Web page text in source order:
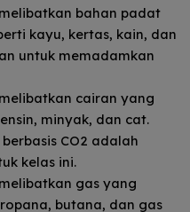
bahan padat
kayu, kertas, kain, dan
untuk memadamkan
cairan yang
minyak, dan cat.
CO2 adalah
kelas ini.
gas yang
butana, dan gas